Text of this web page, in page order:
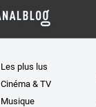
Les plus lus
Cinéma & TV
Musique